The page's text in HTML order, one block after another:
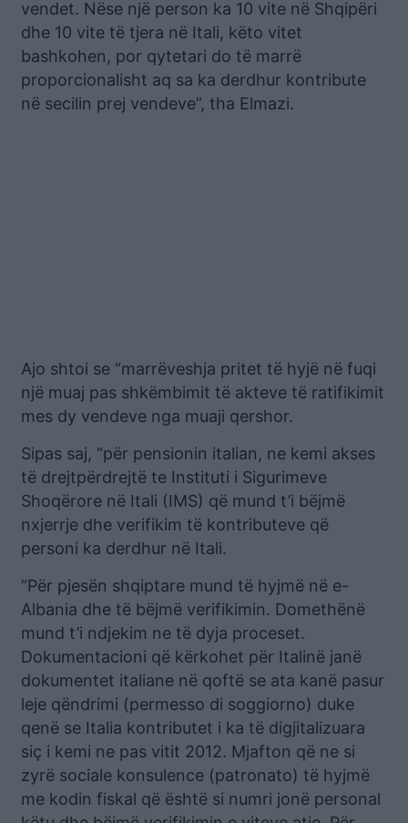
vendet. Nëse një person ka 10 vite në Shqipëri
dhe 10 vite të tjera në Itali, këto vitet
bashkohen, por qytetari do të marrë
proporcionalisht aq sa ka derdhur kontribute
në secilin prej vendeve”, tha Elmazi.
Ajo shtoi se “marrëveshja pritet të hyjë në fuqi
një muaj pas shkëmbimit të akteve të ratifikimit
mes dy vendeve nga muaji qershor.
Sipas saj, “për pensionin italian, ne kemi akses
të drejtpërdrejtë te Instituti i Sigurimeve
Shoqërore në Itali (IMS) që mund t’i bëjmë
nxjerrje dhe verifikim të kontributeve që
personi ka derdhur në Itali.
“Për pjesën shqiptare mund të hyjmë në e-
Albania dhe të bëjmë verifikimin. Domethënë
mund t’i ndjekim ne të dyja proceset.
Dokumentacioni që kërkohet për Italinë janë
dokumentet italiane në qoftë se ata kanë pasur
leje qëndrimi (permesso di soggiorno) duke
qenë se Italia kontributet i ka të digjitalizuara
siç i kemi ne pas vitit 2012. Mjafton që ne si
zyrë sociale konsulence (patronato) të hyjmë
me kodin fiskal që është si numri jonë personal